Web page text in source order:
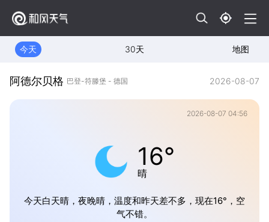
今天 30天 地图
阿德尔贝格 巴登-符滕堡 - 德国 2026-08-07
2026-08-07 04:56
16°
晴
今天白天晴，夜晚晴，温度和昨天差不多，现在16°，空
气不错。